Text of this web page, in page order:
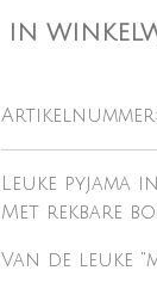
IN
Artikelnummer:
Leuke pyjama
Met rekbare
Van de leuke